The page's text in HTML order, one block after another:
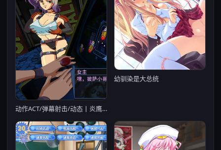
动作ACT/弹幕射击/动态丨炎鹰队长之激光恋曲 （Captain Firehawk） B.13483614 STEAM官中【20241027】
幼驯染是大总统